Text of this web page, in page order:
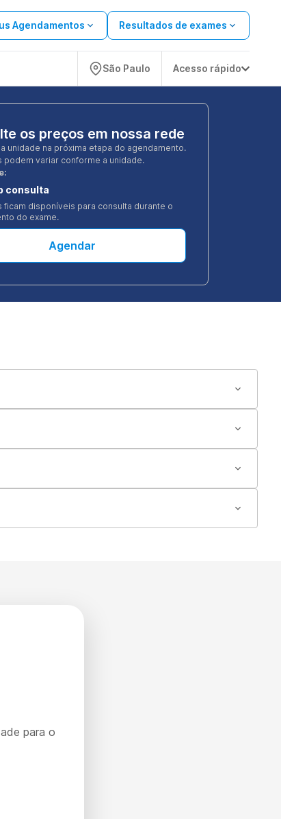
Agendamentos Resultados de exames
São Paulo Acesso rápido
os preços em nossa rede
unidade na próxima etapa do agendamento.
podem variar conforme a unidade.
consulta
ficam disponíveis para consulta durante o
do exame.
Agendar
para o